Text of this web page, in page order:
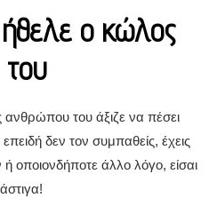
ο κώλος
του
ανθρώπου του άξιζε να πέσει
δεν τον συμπαθείς, έχεις
οποιονδήποτε άλλο λόγο, είσαι